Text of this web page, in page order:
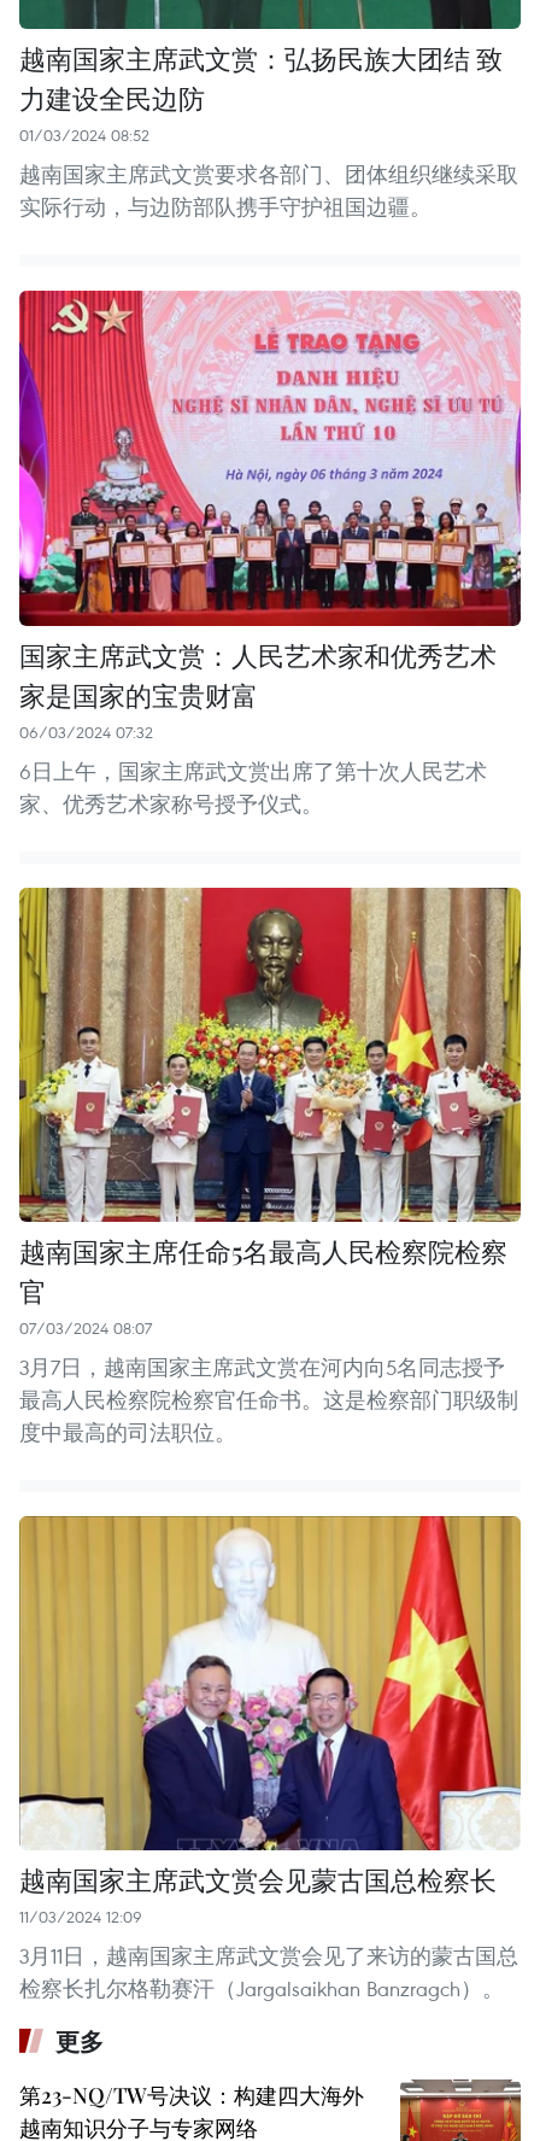
越南国家主席武文赏：弘扬民族大团结 致
力建设全民边防
01/03/2024 08:52
越南国家主席武文赏要求各部门、团体组织继续采取
实际行动，与边防部队携手守护祖国边疆。
国家主席武文赏：人民艺术家和优秀艺术
家是国家的宝贵财富
06/03/2024 07:32
6日上午，国家主席武文赏出席了第十次人民艺术
家、优秀艺术家称号授予仪式。
越南国家主席任命5名最高人民检察院检察
官
07/03/2024 08:07
3月7日，越南国家主席武文赏在河内向5名同志授予
最高人民检察院检察官任命书。这是检察部门职级制
度中最高的司法职位。
越南国家主席武文赏会见蒙古国总检察长
11/03/2024 12:09
3月11日，越南国家主席武文赏会见了来访的蒙古国总
检察长扎尔格勒赛汗（Jargalsaikhan Banzragch）。
更多
第23-NQ/TW号决议：构建四大海外
越南知识分子与专家网络